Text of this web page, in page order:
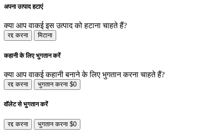
अपना उत्पाद हटाएं
क्या आप वाकई इस उत्पाद को हटाना चाहते हैं?
रद्द करना मिटाना
कहानी के लिए भुगतान करें
क्या आप वाकई कहानी बनाने के लिए भुगतान करना चाहते हैं?
रद्द करना भुगतान करना $0
वॉलेट से भुगतान करें
रद्द करना भुगतान करना $0